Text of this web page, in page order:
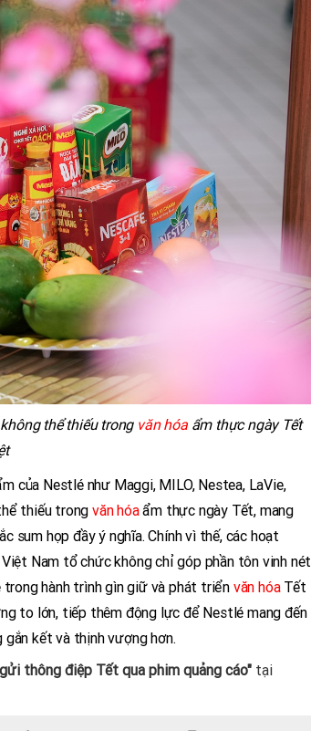
thể thiếu trong văn hóaẩm thực ngày Tết
của Nestlé như Maggi, MILO, Nestea, LaVie,
thiếu trong văn hóaẩm thực ngày Tết, mang
sum họp đầy ý nghĩa. Chính vì thế, các hoạt
Nam tổ chức không chỉ góp phần tôn vinh nét
hành trình gìn giữ và phát triển văn hóaTết
to lớn, tiếp thêm động lực để Nestlé mang đến
kết và thịnh vượng hơn.
thông điệp Tết qua phim quảng cáo" tại